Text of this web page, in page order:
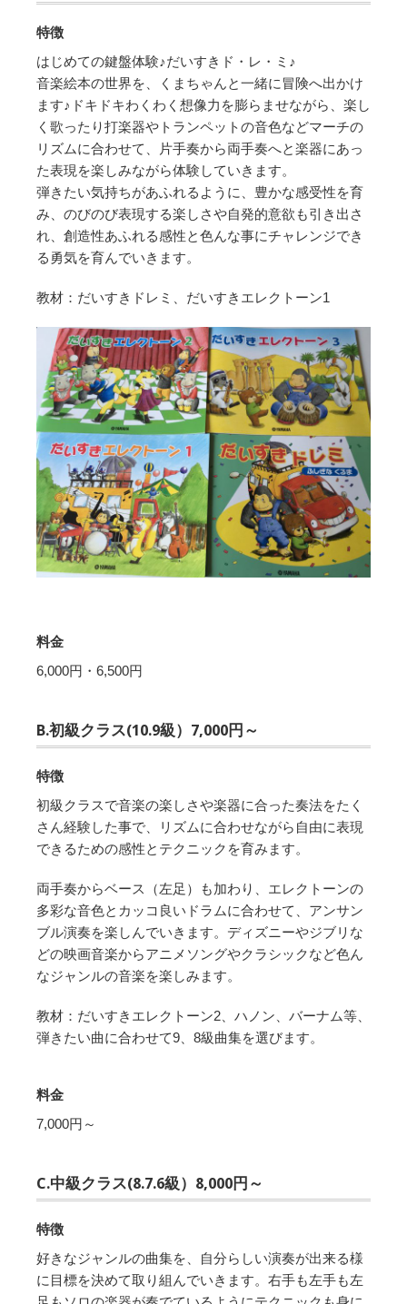
特徴
はじめての鍵盤体験♪だいすきド・レ・ミ♪
音楽絵本の世界を、くまちゃんと一緒に冒険へ出かけ
ます♪ドキドキわくわく想像力を膨らませながら、楽し
く歌ったり打楽器やトランペットの音色などマーチの
リズムに合わせて、片手奏から両手奏へと楽器にあっ
た表現を楽しみながら体験していきます。
弾きたい気持ちがあふれるように、豊かな感受性を育
み、のびのび表現する楽しさや自発的意欲も引き出さ
れ、創造性あふれる感性と色んな事にチャレンジでき
る勇気を育んでいきます。
教材：だいすきドレミ、だいすきエレクトーン1
料金
6,000円・6,500円
B.初級クラス(10.9級）7,000円～
特徴
初級クラスで音楽の楽しさや楽器に合った奏法をたく
さん経験した事で、リズムに合わせながら自由に表現
できるための感性とテクニックを育みます。
両手奏からベース（左足）も加わり、エレクトーンの
多彩な音色とカッコ良いドラムに合わせて、アンサン
ブル演奏を楽しんでいきます。ディズニーやジブリな
どの映画音楽からアニメソングやクラシックなど色ん
なジャンルの音楽を楽しみます。
教材：だいすきエレクトーン2、ハノン、バーナム等、
弾きたい曲に合わせて9、8級曲集を選びます。
料金
7,000円～
C.中級クラス(8.7.6級）8,000円～
特徴
好きなジャンルの曲集を、自分らしい演奏が出来る様
に目標を決めて取り組んでいきます。右手も左手も左